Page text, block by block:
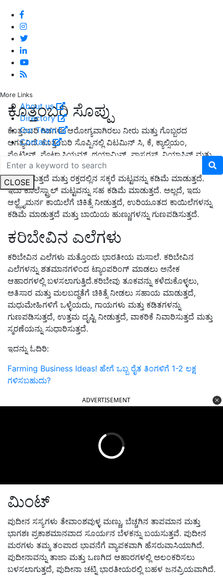
More Links
About us
Directory
Our Team
Contact
CLOSE
ಕೊತ್ತಂಬರಿ ಸೊಪ್ಪು
ಕೊತ್ತಂಬರಿ ಗಿಡಗಳು ಆರೋಗ್ಯವಾಗಿರಲು ನೀರು ಮತ್ತು ಗೊಬ್ಬರದ
ಅಗತ್ಯವಿದೆ. ಕೊತ್ತಂಬರಿ ಸೊಪ್ಪಿನಲ್ಲಿ ವಿಟಮಿನ್ ಸಿ, ಕೆ, ಕ್ಯಾಲ್ಸಿಯಂ,
ಪ್ರೊಟೀನ್ ಪೊಟ್ಯಾಸಿಯಮ್, ಥಯಾಮಿನ್ ಫಾಸ್ಫರಸ್, ನಿಯಾಸಿನ್ ಮತ್ತು
ಕ್ಯಾರೋಟಿನ್ ಇದೆ. ಕೊತ್ತಂಬರಿ ಸೊಪ್ಪು ಇನ್ಸುಲಿನ್ ಸ್ರವಿಸುವಿಕೆಯನ್ನು
ಉತ್ತೇಜಿಸುತ್ತದೆ ಮತ್ತು ರಕ್ತದಲ್ಲಿನ ಸಕ್ಕರೆ ಮಟ್ಟವನ್ನು ಕಡಿಮೆ ಮಾಡುತ್ತದೆ.
ಇದು ಕೊಲೆಸ್ಟ್ರಾಲ್ ಮಟ್ಟವನ್ನು ಸಹ ಕಡಿಮೆ ಮಾಡುತ್ತದೆ. ಅಲ್ಲದೆ, ಇದು
ಆಲ್ಝೈಮರ್ನ ಕಾಯಿಲೆಗೆ ಚಿಕಿತ್ಸೆ ನೀಡುತ್ತದೆ, ಉರಿಯೂತದ ಕಾಯಿಲೆಗಳನ್ನು
ಕಡಿಮೆ ಮಾಡುತ್ತದೆ ಮತ್ತು ಬಾಯಿಯ ಹುಣ್ಣುಗಳನ್ನು ಗುಣಪಡಿಸುತ್ತದೆ.
ಕರಿಬೇವಿನ ಎಲೆಗಳು
ಕರಿಬೇವಿನ ಎಲೆಗಳು ಮತ್ತೊಂದು ಭಾರತೀಯ ಮಸಾಲೆ. ಕರಿಬೇವಿನ
ಎಲೆಗಳನ್ನು ಶತಮಾನಗಳಿಂದ ಟ್ಯಾಂಪರಿಂಗ್ ಮಾಡಲು ಅನೇಕ
ಆಹಾರಗಳಲ್ಲಿ ಬಳಸಲಾಗುತ್ತಿದೆ.ಕರಿಬೇವು ತೂಕವನ್ನು ಕಳೆದುಕೊಳ್ಳಲು,
ಅತಿಸಾರ ಮತ್ತು ಮಲಬದ್ಧತೆಗೆ ಚಿಕಿತ್ಸೆ ನೀಡಲು ಸಹಾಯ ಮಾಡುತ್ತದೆ,
ಮಧುಮೇಹಿಗಳಿಗೆ ಒಳ್ಳೆಯದು, ಗಾಯಗಳು ಮತ್ತು ಕಡಿತಗಳನ್ನು
ಗುಣಪಡಿಸುತ್ತದೆ, ಉತ್ತಮ ದೃಷ್ಟಿ ನೀಡುತ್ತದೆ, ವಾಕರಿಕೆ ನಿವಾರಿಸುತ್ತದೆ ಮತ್ತು
ಸ್ಮರಣೆಯನ್ನು ಸುಧಾರಿಸುತ್ತದೆ.
ಇದನ್ನು ಓದಿರಿ:
Farming Business Ideas! ಹೇಗೆ ಒಬ್ಬ ರೈತ ತಿಂಗಳಿಗೆ 1-2 ಲಕ್ಷ
ಗಳಿಸಬಹುದು?
ADVERTISEMENT
ಮಿಂಟ್
ಪುದೀನ ಸಸ್ಯಗಳು ತೇವಾಂಶವುಳ್ಳ ಮಣ್ಣು, ಬೆಚ್ಚಗಿನ ತಾಪಮಾನ ಮತ್ತು
ಭಾಗಶಃ ಪ್ರಕಾಶಮಾನವಾದ ಸೂರ್ಯನ ಬೆಳಕನ್ನು ಬಯಸುತ್ತವೆ. ಪುದೀನ
ಮರಗಳು ತಮ್ಮ ತಂಪಾದ ಭಾವನೆಗೆ ವ್ಯಾಪಕವಾಗಿ ಹೆಸರುವಾಸಿಯಾಗಿದೆ.
ಪುದೀನಾವನ್ನು ತಾಜಾ ಮತ್ತು ಒಣಗಿದ ಆಹಾರಗಳಲ್ಲಿ ಅಲಂಕರಿಸಲು
ಬಳಸಲಾಗುತ್ತದೆ, ಪುದೀನಾ ಚಟ್ನಿ ಭಾರತೀಯರಲ್ಲಿ ಬಹಳ ಜನಪ್ರಿಯವಾಗಿದೆ.